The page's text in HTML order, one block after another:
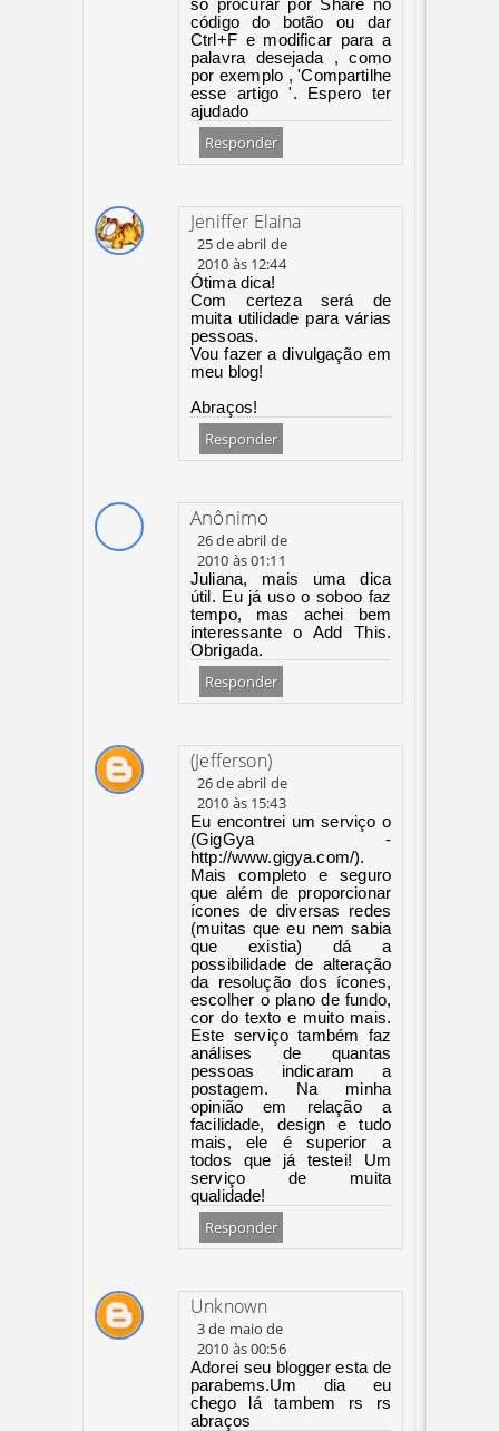
só procurar por Share no
código do botão ou dar
Ctrl+F e modificar para a
palavra desejada , como
por exemplo , 'Compartilhe
esse artigo '. Espero ter
ajudado
Responder
Jeniffer Elaina
25 de abril de
2010 às 12:44
Ótima dica!
Com certeza será de
muita utilidade para várias
pessoas.
Vou fazer a divulgação em
meu blog!
Abraços!
Responder
Anônimo
26 de abril de
2010 às 01:11
Juliana, mais uma dica
útil. Eu já uso o soboo faz
tempo, mas achei bem
interessante o Add This.
Obrigada.
Responder
(Jefferson)
26 de abril de
2010 às 15:43
Eu encontrei um serviço o
(GigGya -
http://www.gigya.com/).
Mais completo e seguro
que além de proporcionar
ícones de diversas redes
(muitas que eu nem sabia
que existia) dá a
possibilidade de alteração
da resolução dos ícones,
escolher o plano de fundo,
cor do texto e muito mais.
Este serviço também faz
análises de quantas
pessoas indicaram a
postagem. Na minha
opinião em relação a
facilidade, design e tudo
mais, ele é superior a
todos que já testei! Um
serviço de muita
qualidade!
Responder
Unknown
3 de maio de
2010 às 00:56
Adorei seu blogger esta de
parabems.Um dia eu
chego lá tambem rs rs
abraços